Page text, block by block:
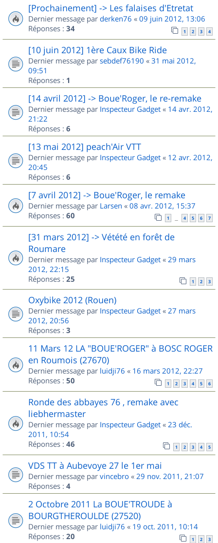
[Prochainement] -> Les falaises d'Etretat
Dernier message par derken76 « 09 juin 2012, 13:06
Réponses : 34 1 2 3 4
[10 juin 2012] 1ère Caux Bike Ride
Dernier message par sebdef76190 « 31 mai 2012,
09:51
Réponses : 1
[14 avril 2012] -> Boue'Roger, le re-remake
Dernier message par Inspecteur Gadget « 14 avr. 2012,
21:22
Réponses : 6
[13 mai 2012] peach'Air VTT
Dernier message par Inspecteur Gadget « 12 avr. 2012,
20:45
Réponses : 6
[7 avril 2012] -> Boue'Roger, le remake
Dernier message par Larsen « 08 avr. 2012, 15:37
Réponses : 60 1 … 4 5 6 7
[31 mars 2012] -> Vétété en forêt de
Roumare
Dernier message par Inspecteur Gadget « 29 mars
2012, 22:15
Réponses : 25 1 2 3
Oxybike 2012 (Rouen)
Dernier message par Inspecteur Gadget « 27 mars
2012, 20:56
Réponses : 3
11 Mars 12 LA "BOUE'ROGER" à BOSC ROGER
en Roumois (27670)
Dernier message par luidji76 « 16 mars 2012, 22:27
Réponses : 50 1 2 3 4 5 6
Ronde des abbayes 76 , remake avec
liebhermaster
Dernier message par Inspecteur Gadget « 23 déc.
2011, 10:54
Réponses : 46 1 2 3 4 5
VDS TT à Aubevoye 27 le 1er mai
Dernier message par vincebro « 29 nov. 2011, 21:07
Réponses : 4
2 Octobre 2011 La BOUE'TROUDE à
BOURGTHEROULDE (27520)
Dernier message par luidji76 « 19 oct. 2011, 10:14
Réponses : 20 1 2 3